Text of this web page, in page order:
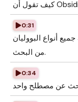
0:31
أنواع البووليان
من البحث.
0:34